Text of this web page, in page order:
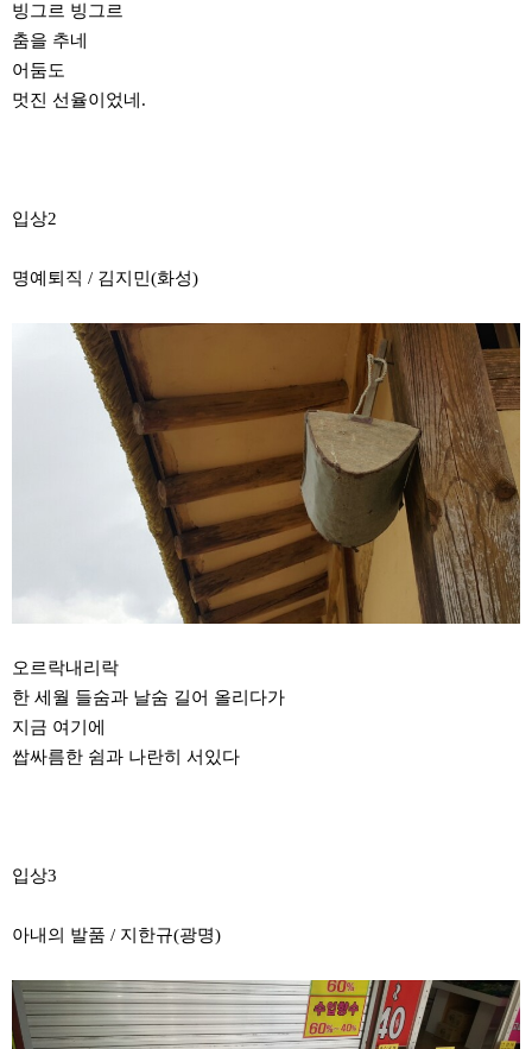
빙그르 빙그르
춤을 추네
어둠도
멋진 선율이었네.
입상2
명예퇴직 / 김지민(화성)
오르락내리락
한 세월 들숨과 날숨 길어 올리다가
지금 여기에
쌉싸름한 쉼과 나란히 서있다
입상3
아내의 발품 / 지한규(광명)